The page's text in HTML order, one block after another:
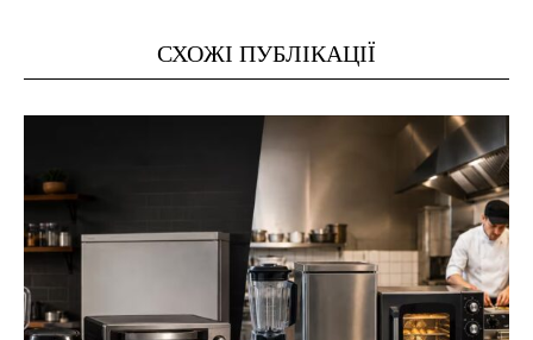
СХОЖІ ПУБЛІКАЦІЇ